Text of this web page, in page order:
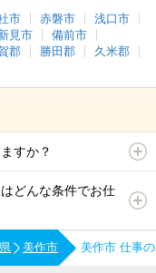
市 赤磐市
浅口市
見市
備前市
郡 勝田郡
久米郡
すか？
どんな条件でお仕
美作市 美作市 仕事